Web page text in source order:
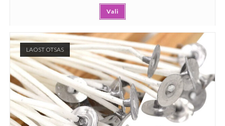
Vali
LAOST OTSAS